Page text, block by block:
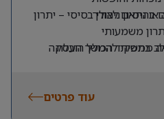
בהתאם לצורך
ניסיון ניהולי בסיסי – יתרון
משמעותי
בתפקיד הכולל הובלת
ממשית להמשך העסקה
עוד פרטים